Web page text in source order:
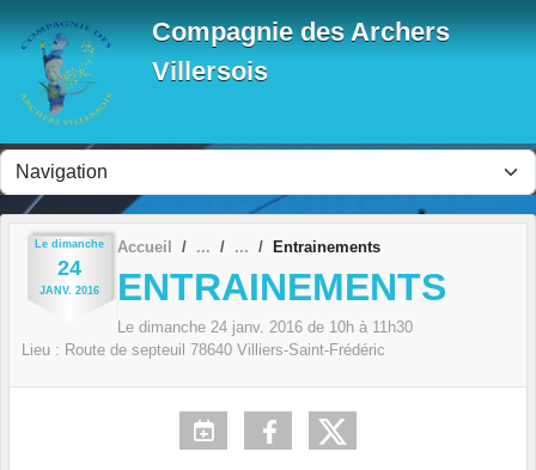
Compagnie des Archers
Villersois
Le dimanche
24
JANV. 2016
Accueil Entrainements
ENTRAINEMENTS
Le dimanche 24 janv. 2016 de 10h à 11h30
Lieu : Route de septeuil 78640 Villiers-Saint-Frédéric